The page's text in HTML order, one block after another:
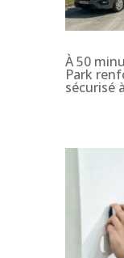
À 50
Park
sécurisé